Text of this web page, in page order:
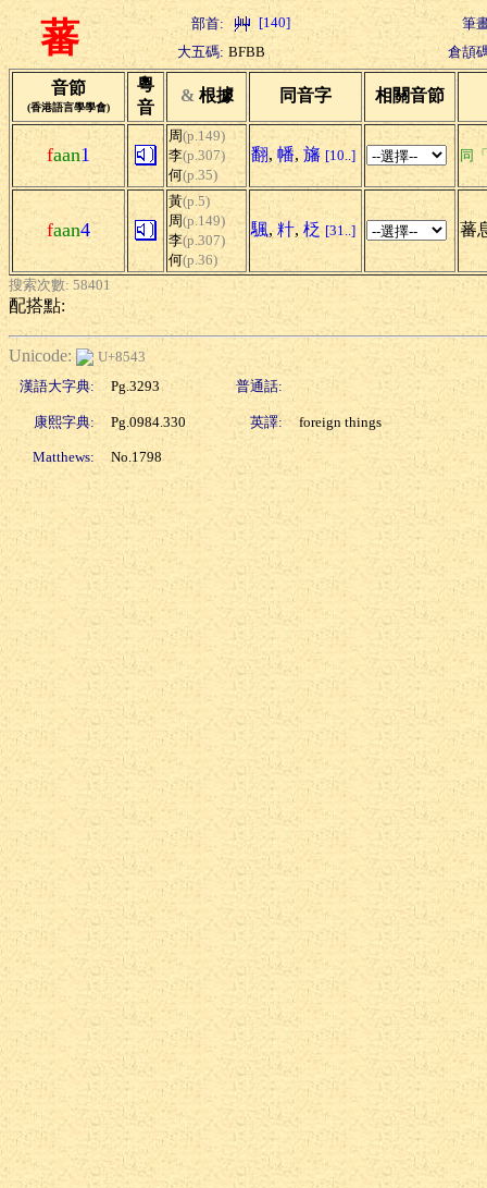
蕃 部首: [140]
筆
大五碼: BFBB 倉頡
音節
(香港語言學學會)
粵
音
& 根據 同音字 相關音節
faan1
周(p.149)
李(p.307)
何(p.35)
翻, 幡, 旛 [10..] 同
faan4
黃(p.5)
周(p.149)
李(p.307)
何(p.36)
颿, 籵, 柉 [31..] 蕃
搜索次數: 58401
配搭點:
Unicode:
U+8543
漢語大字典:
Pg.3293 普通話:
康熙字典: Pg.0984.330 英譯: foreign things
Matthews: No.1798